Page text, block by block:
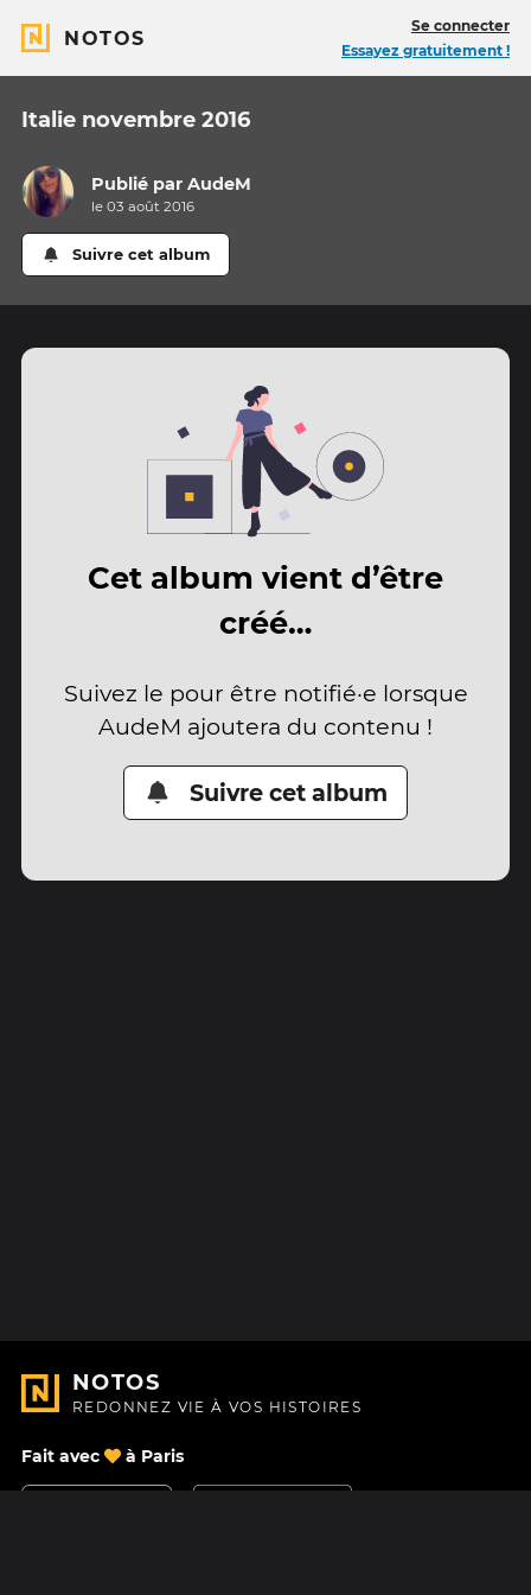
NOTOS
Se connecter
Essayez gratuitement !
Italie novembre 2016
Publié parAudeM
le 03 août 2016
Suivre cet album
Cet album vient d’être
créé…
Suivez le pour être notifié·e lorsque
AudeM ajoutera du contenu !
Suivre cet album
NOTOS
REDONNEZ VIE À VOS HISTOIRES
Fait avec à Paris